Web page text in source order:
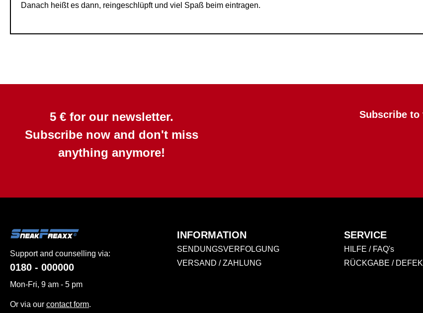
Danach heißt es dann, reingeschlüpft und viel Spaß beim eintragen.
5 € for our newsletter.
Subscribe now and don't miss
anything anymore!
Subscribe to
Support and counselling via:
0180 - 000000
Mon-Fri, 9 am - 5 pm
Or via our contact form.
INFORMATION
SENDUNGSVERFOLGUNG
VERSAND / ZAHLUNG
SERVICE
HILFE / FAQ's
RÜCKGABE /